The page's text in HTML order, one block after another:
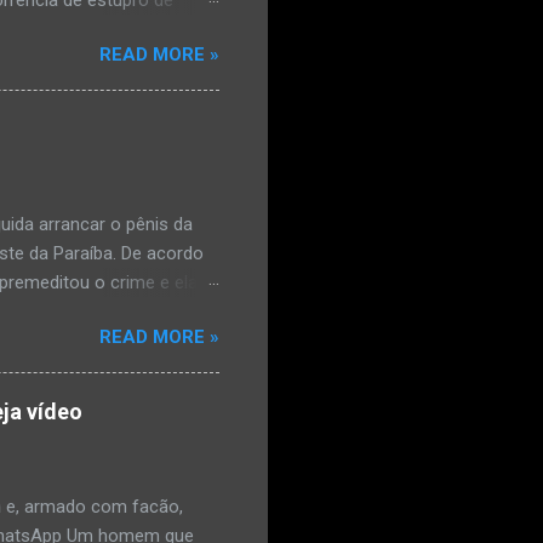
a vítima estava
e vaginal. Os pais
de mal-estar. Segundo
na segunda-feira pela
READ MORE »
arrancar o pênis da
da Paraíba. De acordo
o crime e ela
também escreveu uma
o filho mais velho, fruto
família. Ela já havia
dele, a mulher ainda
READ MORE »
vídeo
armado com facão,
Um homem que